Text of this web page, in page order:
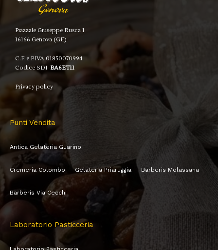
Piazzale Giuseppe Rusca 1
16166 Genova (GE)
C.F. e P.IVA 01850070994
Codice SDI BA6ET11
Privacy policy
Punti Vendita
Antica Gelateria Guarino
Cremeria Colombo Gelateria Priaruggia Barberis Molassana
Barberis Via Cecchi
Laboratorio Pasticceria